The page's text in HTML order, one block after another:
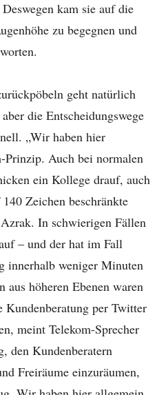
kam sie auf die
zu begegnen und
geht natürlich
die Entscheidungswege
„Wir haben hier
Auch bei normalen
ein Kollege drauf, auch
Zeichen beschränkte
In schwierigen Fällen
– und der hat im Fall
innerhalb weniger Minuten
aus höheren Ebenen waren
per Twitter
meint Telekom-Sprecher
den Kundenberatern
Freiräume einzuräumen,